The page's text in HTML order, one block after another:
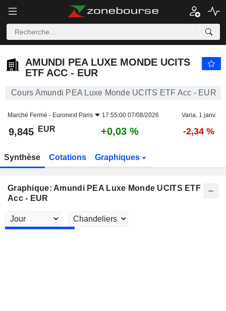
AMUNDI PEA LUXE MONDE UCITS
ETF ACC - EUR
Cours Amundi PEA Luxe Monde UCITS ETF Acc - EUR
Marché Fermé - Euronext Paris 17:55:00 07/08/2026 Varia. 1 janv.
9,845 EUR +0,03 % -2,34 %
Synthèse Cotations Graphiques
Graphique: Amundi PEA Luxe Monde UCITS ETF
Acc - EUR